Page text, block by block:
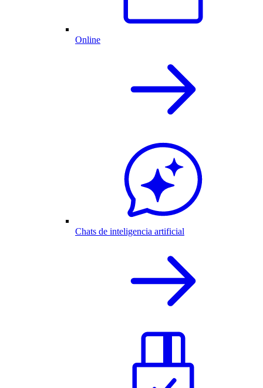
Online
Chats de inteligencia artificial